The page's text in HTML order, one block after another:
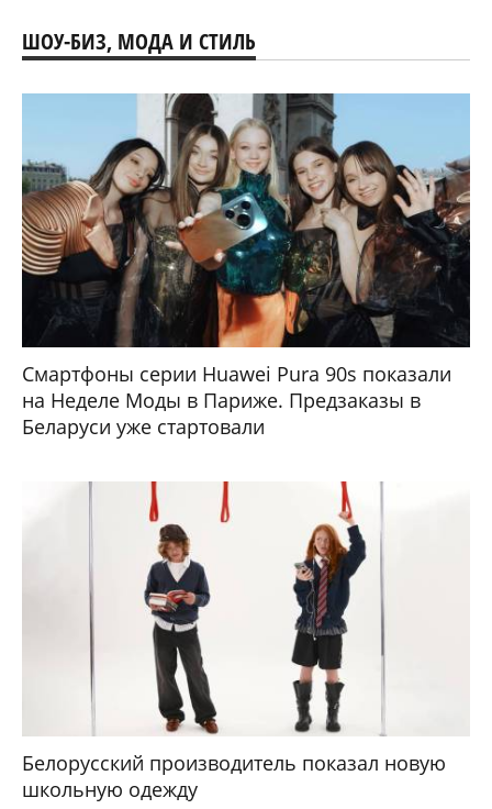
ШОУ-БИЗ, МОДА И СТИЛЬ
Смартфоны серии Huawei Pura 90s показали
на Неделе Моды в Париже. Предзаказы в
Беларуси уже стартовали
Белорусский производитель показал новую
школьную одежду